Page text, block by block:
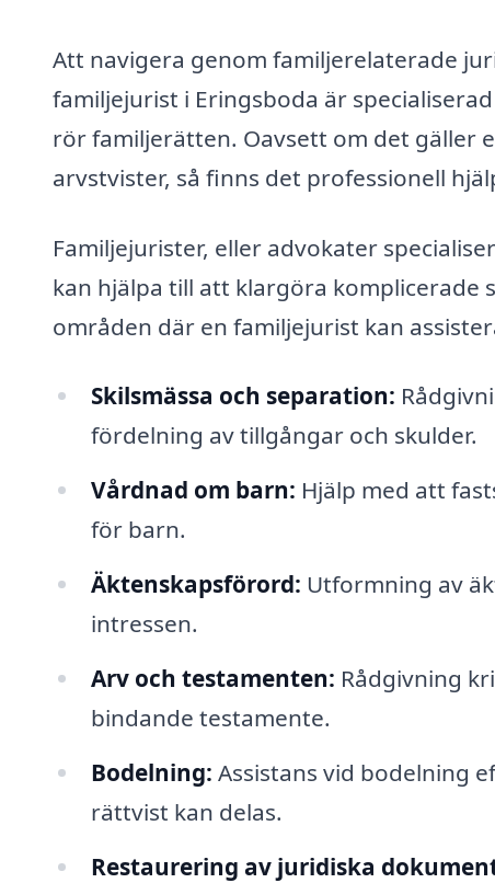
Att navigera genom familjerelaterade
familjejurist i Eringsboda är
rör familjerätten. Oavsett om det gäller
arvstvister, så finns det professionell
Familjejurister, eller advokater
kan hjälpa till att klargöra komplicerade
områden där en familjejurist kan
Skilsmässa och separation:
fördelning av tillgångar och skulder.
Vårdnad om barn: Hjälp med att
för barn.
Äktenskapsförord: Utformning av
intressen.
Arv och testamenten: Rådgivning
bindande testamente.
Bodelning: Assistans vid bodelning
rättvist kan delas.
Restaurering av juridiska